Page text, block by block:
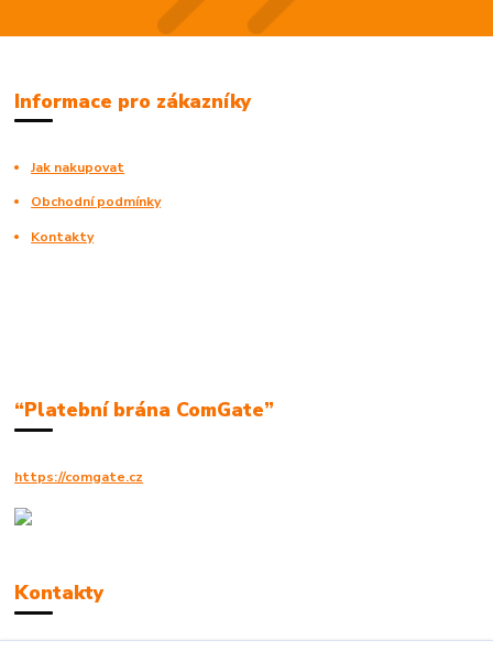
Informace pro zákazníky
Jak nakupovat
Obchodní podmínky
Kontakty
“Platební brána ComGate”
https://comgate.cz
Kontakty